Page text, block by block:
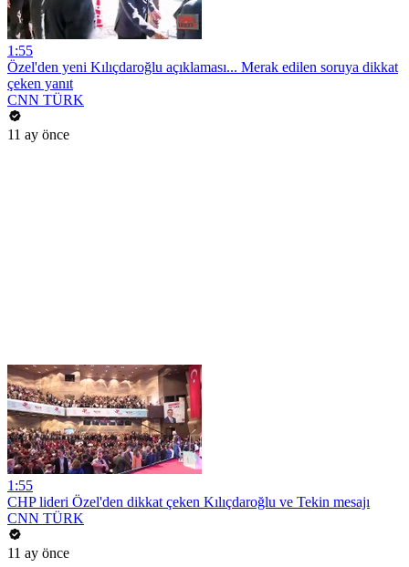
1:55
Özel'den yeni Kılıçdaroğlu açıklaması... Merak edilen soruya dikkat
çeken yanıt
CNN TÜRK
11 ay önce
1:55
CHP lideri Özel'den dikkat çeken Kılıçdaroğlu ve Tekin mesajı
CNN TÜRK
11 ay önce